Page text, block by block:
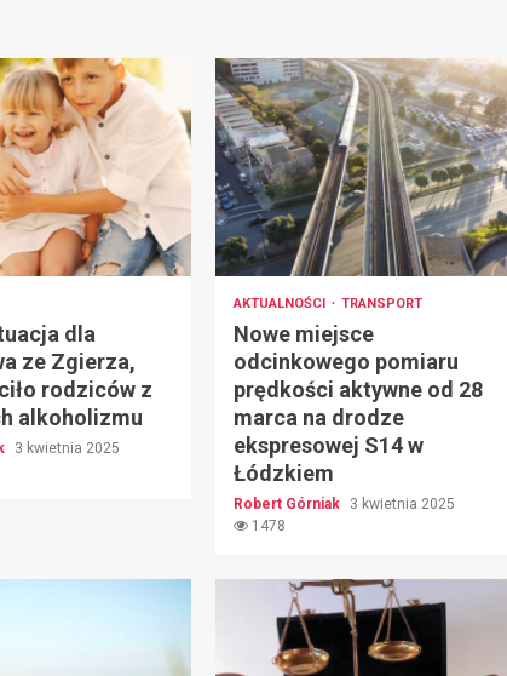
dla
ze Zgierza,
rodziców z
alkoholizmu
3 kwietnia 2025
AKTUALNOŚCI TRANSPORT
Nowe miejsce
odcinkowego pomiaru
prędkości aktywne od 28
marca na drodze
ekspresowej S14 w
Łódzkiem
Robert Górniak
3 kwietnia 2025
1478